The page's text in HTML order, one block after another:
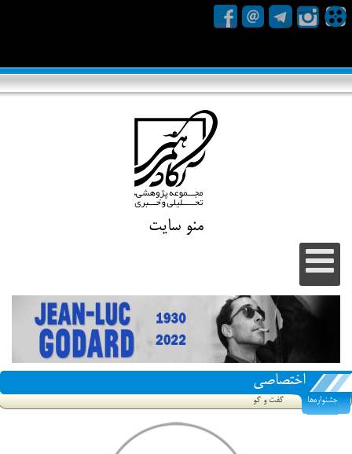
منو سایت
اختصاصی
جشنواره‌ها گفت و گو